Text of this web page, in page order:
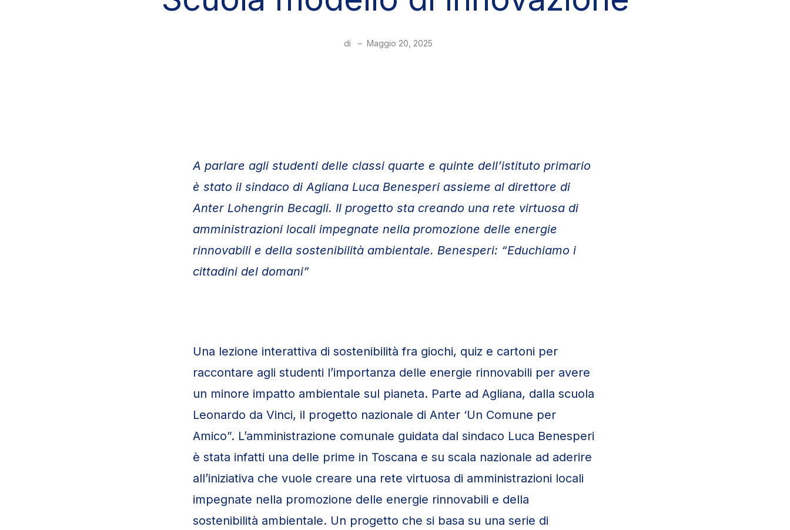
di – Maggio 20, 2025
A parlare agli studenti delle classi quarte e quinte dell’istituto primario
è stato il sindaco di Agliana Luca Benesperi assieme al direttore di
Anter Lohengrin Becagli. Il progetto sta creando una rete virtuosa di
amministrazioni locali impegnate nella promozione delle energie
rinnovabili e della sostenibilità ambientale. Benesperi: “Educhiamo i
cittadini del domani”
Una lezione interattiva di sostenibilità fra giochi, quiz e cartoni per
raccontare agli studenti l’importanza delle energie rinnovabili per avere
un minore impatto ambientale sul pianeta. Parte ad Agliana, dalla scuola
Leonardo da Vinci, il progetto nazionale di Anter ‘Un Comune per
Amico”. L’amministrazione comunale guidata dal sindaco Luca Benesperi
è stata infatti una delle prime in Toscana e su scala nazionale ad aderire
all’iniziativa che vuole creare una rete virtuosa di amministrazioni locali
impegnate nella promozione delle energie rinnovabili e della
sostenibilità ambientale. Un progetto che si basa su una serie di